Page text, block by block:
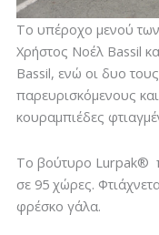
Το υπέροχο μενού
Χρήστος Νοέλ Bassil
Bassil, ενώ οι δυο
παρευρισκόμενους
κουραμπιέδες
Το βούτυρο Lurpak®
σε 95 χώρες.
φρέσκο γάλα.